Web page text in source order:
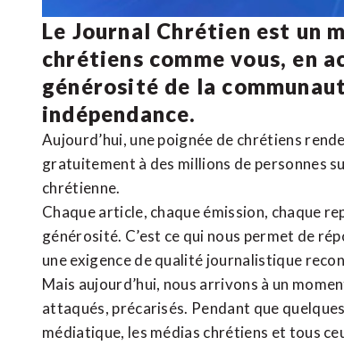
Le Journal Chrétien est un
chrétiens comme vous, en
générosité de la
indépendance.
Aujourd’hui, une poignée de chrétiens
gratuitement à des millions de personnes
chrétienne.
Chaque article, chaque émission, chaque
générosité. C’est ce qui nous permet de
une exigence de qualité journalistique
Mais aujourd’hui, nous arrivons à un
attaqués, précarisés. Pendant que
médiatique, les médias chrétiens et tous